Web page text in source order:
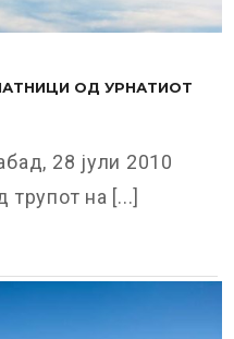
ОД УРНАТИОТ
28 јули 2010
на [...]